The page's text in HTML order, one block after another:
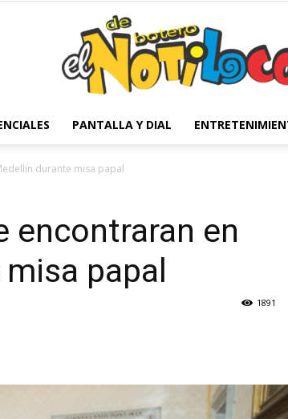
PANTALLA Y DIAL
durante misa papal
encontraran en
papal
1891